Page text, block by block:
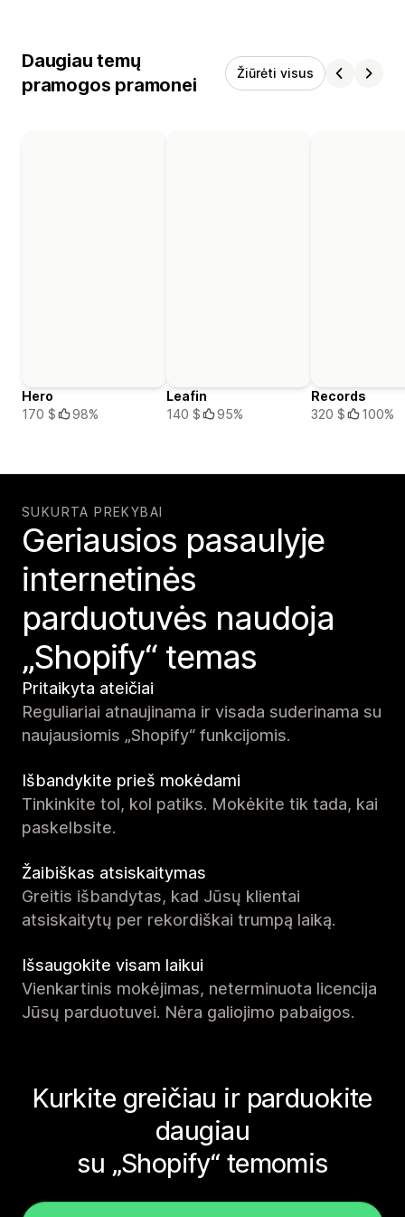
Daugiau temų
pramogos pramonei
Žiūrėti visus
Hero
170 $
98%
Leafin
140 $
95%
Records
320 $
100%
SUKURTA PREKYBAI
Geriausios pasaulyje
internetinės
parduotuvės naudoja
„Shopify“ temas
Pritaikyta ateičiai
Reguliariai atnaujinama ir visada suderinama su
naujausiomis „Shopify“ funkcijomis.
Išbandykite prieš mokėdami
Tinkinkite tol, kol patiks. Mokėkite tik tada, kai
paskelbsite.
Žaibiškas atsiskaitymas
Greitis išbandytas, kad Jūsų klientai
atsiskaitytų per rekordiškai trumpą laiką.
Išsaugokite visam laikui
Vienkartinis mokėjimas, neterminuota licencija
Jūsų parduotuvei. Nėra galiojimo pabaigos.
Kurkite greičiau ir parduokite
daugiau
su „Shopify“ temomis